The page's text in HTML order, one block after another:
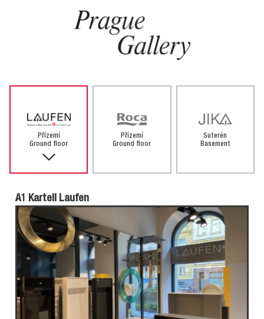
Přízemí
Ground floor
Přízemí
Ground floor
Suterén
Basement
A1 Kartell Laufen